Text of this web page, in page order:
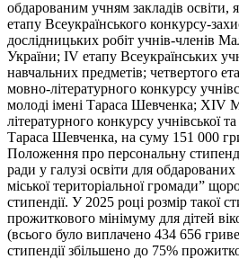
обдарованим учням закладів освіти,
етапу Всеукраїнського конкурсу-
дослідницьких робіт учнів-членів
України; ІV етапу Всеукраїнських
навчальних предметів; четвертого
мовно-літературного конкурсу
молоді імені Тараса Шевченка; XIV
літературного конкурсу учнівської
Тараса Шевченка, на суму 151 000
Положення про персональну
ради у галузі освіти для
міської територіальної громади”
стипендії. У 2025 році розмір такої
прожиткового мінімуму для дітей
(всього було виплачено 434 656
стипендії збільшено до 75%